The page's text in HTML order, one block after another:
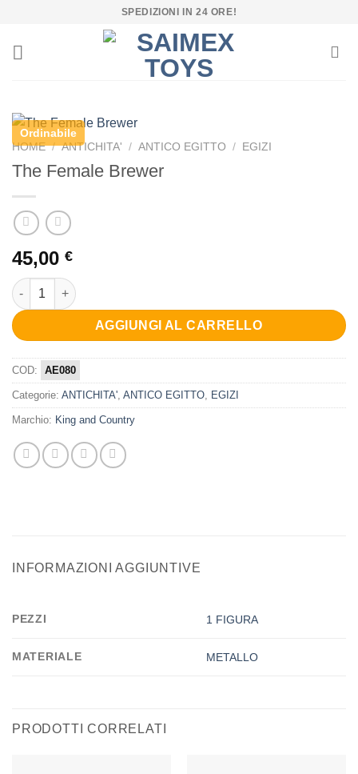
contenuti
SPEDIZIONI IN 24 ORE!
Ordinabile
HOME / ANTICHITA' / ANTICO EGITTO / EGIZI
The Female Brewer
45,00 €
The Female Brewer quantità
AGGIUNGI AL CARRELLO
COD: AE080
Categorie: ANTICHITA' ANTICO EGITTO EGIZI
Marchio: King and Country
INFORMAZIONI AGGIUNTIVE
PEZZI 1 FIGURA
MATERIALE METALLO
PRODOTTI CORRELATI